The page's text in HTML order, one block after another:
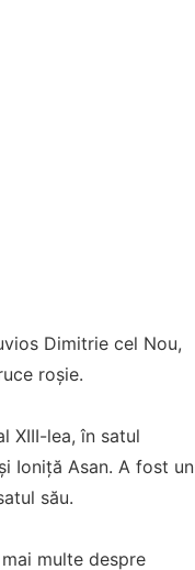
Dimitrie cel Nou,
roșie.
XIII-lea, în satul
Ioniță Asan. A fost un
său.
multe despre